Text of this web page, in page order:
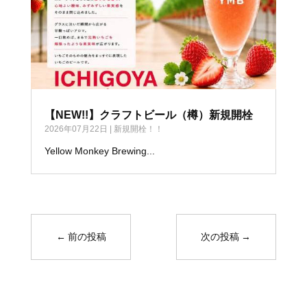
【NEW!!】クラフトビール（樽）新規開栓
2026年07月22日 | 新規開栓！！
Yellow Monkey Brewing...
← 前の投稿 次の投稿 →